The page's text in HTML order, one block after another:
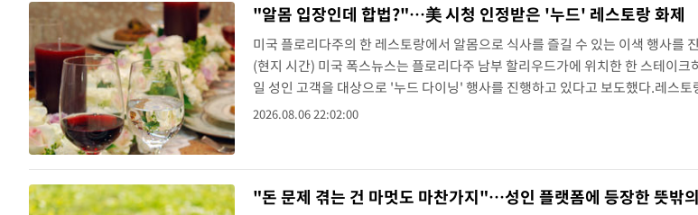
"알몸 입장인데 합법?"…美 시청 인정받은 '누드' 레스토랑 화제
미국 플로리다주의 한 레스토랑에서 알몸으로 식사를 즐길 수 있는 이색 행사를
(현지 시간) 미국 폭스뉴스는 플로리다주 남부 할리우드가에 위치한 한 스테이크
일 성인 고객을 대상으로 '누드 다이닝' 행사를 진행하고 있다고 보도했다.레스
드 알리는 "모든 레스토랑에서 비슷한 스테이크를 판매하기 때문에 우리는 달라
2026.08.06 22:02:00
"돈 문제 겪는 건 마멋도 마찬가지"…성인 플랫폼에 등장한 뜻밖